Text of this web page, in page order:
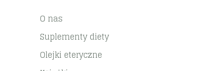
O nas
Suplementy diety
Olejki eteryczne